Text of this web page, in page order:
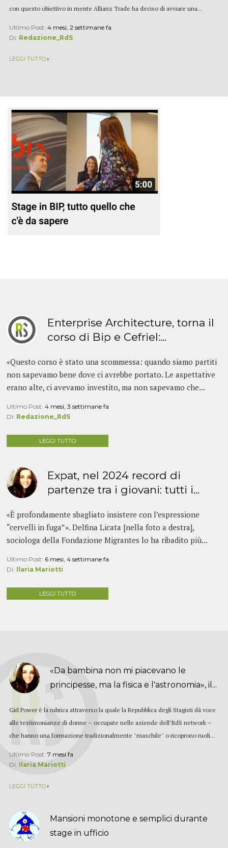
con questo obiettivo in mente Allianz Trade ha deciso di avviare una...
Ultimo Post: 4 mesi, 2 settimane fa
Di: Redazione_RdS
LEGGI TUTTO
Enterprise Architecture, torna il
corso di Bip e Cefriel:...
«Questo corso è stato una scommessa: quando siamo partiti
non sapevamo bene dove ci avrebbe portato. Le aspettative
erano alte, ci avevamo investito, ma non sapevamo che...
Ultimo Post:4 mesi, 3 settimane fa
Di: Redazione_RdS
LEGGI TUTTO
Expat, nel 2024 record di
partenze tra i giovani: tutti i...
«È profondamente sbagliato insistere con l’espressione
“cervelli in fuga”». Delfina Licata [nella foto a destra],
sociologa della Fondazione Migrantes lo ha ribadito più...
Ultimo Post: 6 mesi, 4 settimane fa
Di: Ilaria Mariotti
LEGGI TUTTO
«Da bambina non mi piacevano le
principesse, ma la fisica e l'astronomia», il...
Girl Power è la rubrica attraverso la quale la Repubblica degli Stagisti dà voce
alle testimonianze di donne – occupate nelle aziende dell’RdS network –
che hanno una formazione tradizionalmente "maschile" o ricoprono ruoli...
Ultimo Post: 7 mesi fa
Di: Ilaria Mariotti
LEGGI TUTTO
Mansioni monotone e semplici durante
stage in ufficio